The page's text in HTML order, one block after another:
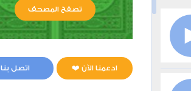
تصفح المصحف
ادعمنا الآن ❤️ اتصل بنا